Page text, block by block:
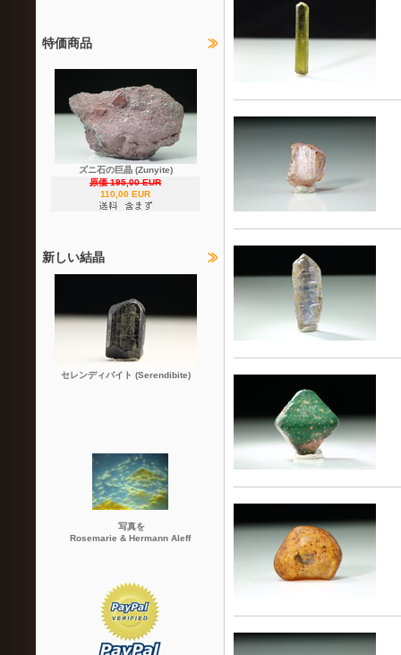
特価商品
ズニ石の巨晶 (Zunyite)
原価 195,00 EUR
110,00 EUR
新しい結晶
セレンディバイト (Serendibite)
写真を
Rosemarie & Hermann Aleff